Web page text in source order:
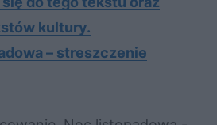
kultury.
– streszczenie